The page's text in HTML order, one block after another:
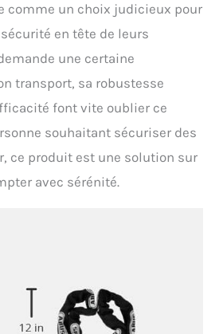
comme un choix judicieux pour
en tête de leurs
une certaine
transport, sa robustesse
font vite oublier ce
souhaitant sécuriser des
ce produit est une solution sur
avec sérénité.